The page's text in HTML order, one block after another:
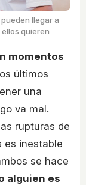
llegar a
quieren
momentos
últimos
una
va mal.
rupturas de
es inestable
se hace
alguien es